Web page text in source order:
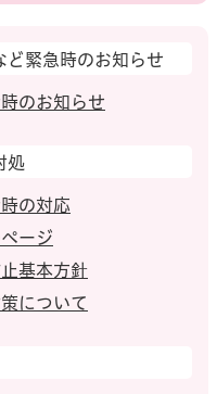
ど緊急時のお知らせ
のお知らせ
処
の対応
ージ
基本方針
について